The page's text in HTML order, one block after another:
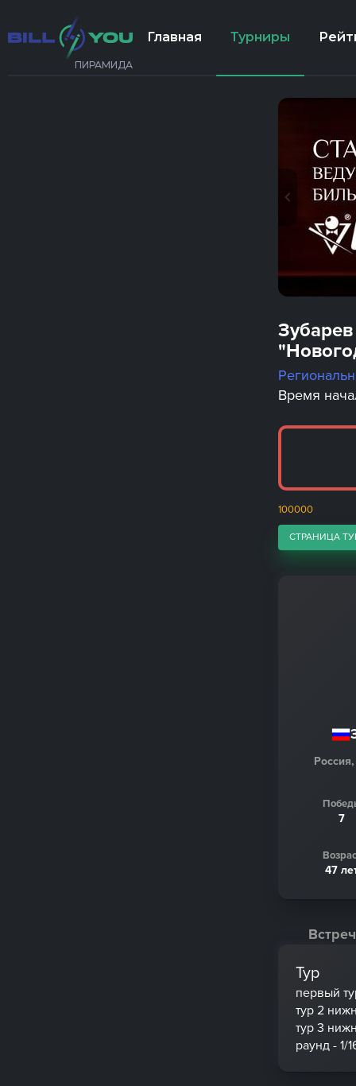
ПИРАМИДА
Главная Турниры
Время
100000
СТРАНИЦА
7
47
Тур
первый
тур 2
тур 3
раунд - 1/